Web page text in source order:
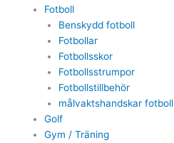
Fotboll
Benskydd fotboll
Fotbollar
Fotbollsskor
Fotbollsstrumpor
Fotbollstillbehör
målvaktshandskar fotboll
Golf
Gym / Träning